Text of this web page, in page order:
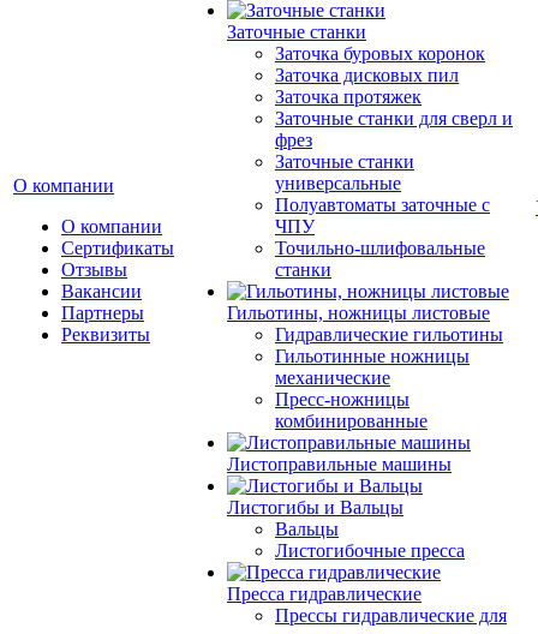
О компании
О компании
Сертификаты
Отзывы
Вакансии
Партнеры
Реквизиты
Заточные станки
Заточка буровых коронок
Заточка дисковых пил
Заточка протяжек
Заточные станки для сверл и
фрез
Заточные станки
универсальные
Полуавтоматы заточные с
ЧПУ
Точильно-шлифовальные
станки
Гильотины, ножницы листовые
Гидравлические гильотины
Гильотинные ножницы
механические
Пресс-ножницы
комбинированные
Листоправильные машины
Листогибы и Вальцы
Вальцы
Листогибочные пресса
Пресса гидравлические
Прессы гидравлические для